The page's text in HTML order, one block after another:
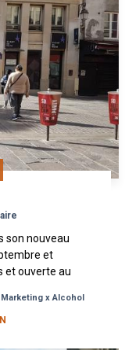
son nouveau
et
et ouverte au
x Alcohol